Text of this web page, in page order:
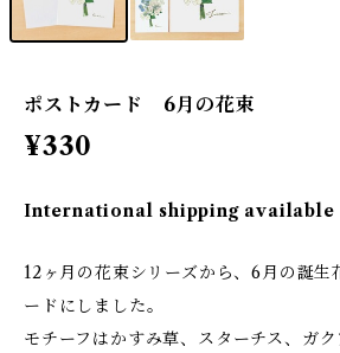
ポストカード 6月の花束
¥330
International shipping available
12ヶ月の花束シリーズから、6月の誕生
ードにしました。
モチーフはかすみ草、スターチス、ガ